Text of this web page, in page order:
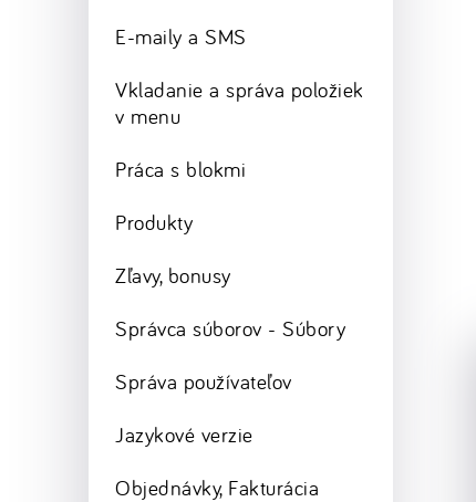
E-maily a SMS
Vkladanie a správa položiek
v menu
Práca s blokmi
Produkty
Zľavy, bonusy
Správca súborov - Súbory
Správa používateľov
Jazykové verzie
Objednávky, Fakturácia